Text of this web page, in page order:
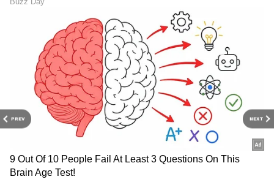
PREV NEXT
DOWNLOAD APP
RECOMMENDED STORIES